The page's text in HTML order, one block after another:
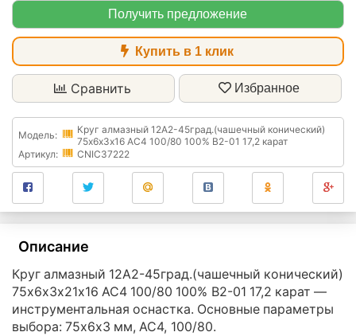
Получить предложение
Купить в 1 клик
Сравнить Избранное
Модель:
Круг алмазный 12А2-45град.(чашечный конический)
75х6х3х16 АС4 100/80 100% В2-01 17,2 карат
Артикул:
CNIC37222
Описание
Круг алмазный 12А2-45град.(чашечный конический)
75х6х3х21х16 АС4 100/80 100% В2-01 17,2 карат —
инструментальная оснастка. Основные параметры
выбора: 75х6х3 мм, АС4, 100/80.